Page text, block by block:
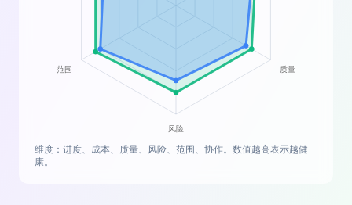
维度：进度、成本、质量、风险、范围、协作。数值越高表示越健
康。